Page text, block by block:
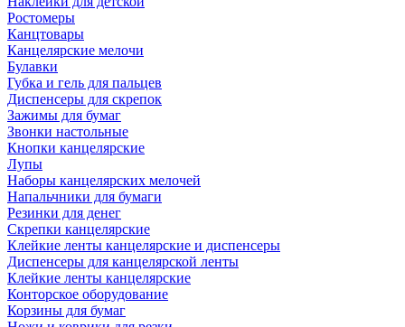
Ростомеры
Канцтовары
Канцелярские мелочи
Булавки
Губка и гель для пальцев
Диспенсеры для скрепок
Зажимы для бумаг
Звонки настольные
Кнопки канцелярские
Лупы
Наборы канцелярских мелочей
Напальчники для бумаги
Резинки для денег
Скрепки канцелярские
Клейкие ленты канцелярские и диспенсеры
Диспенсеры для канцелярской ленты
Клейкие ленты канцелярские
Конторское оборудование
Корзины для бумаг